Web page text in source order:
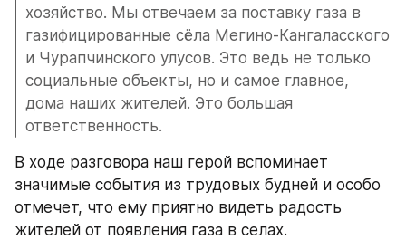
хозяйство. Мы отвечаем за поставку газа в
газифицированные сёла Мегино-Кангаласского
и Чурапчинского улусов. Это ведь не только
социальные объекты, но и самое главное,
дома наших жителей. Это большая
ответственность.
В ходе разговора наш герой вспоминает
значимые события из трудовых будней и особо
отмечет, что ему приятно видеть радость
жителей от появления газа в селах.